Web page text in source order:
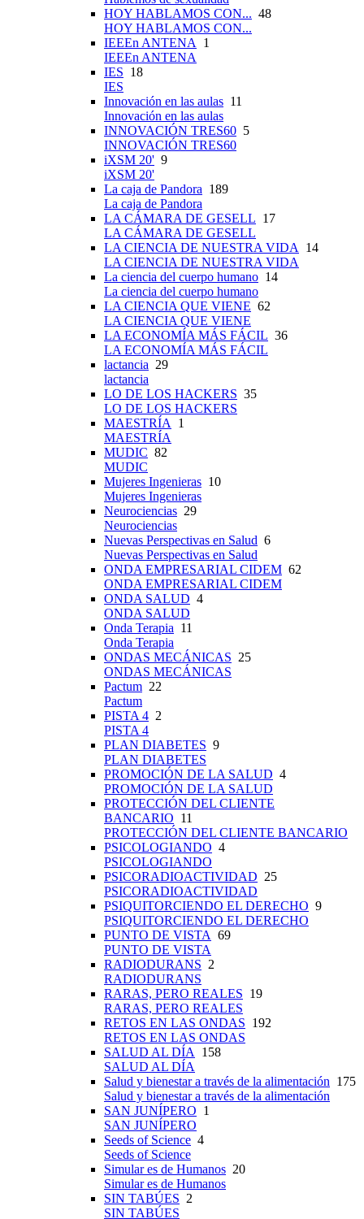
HOY HABLAMOS CON... 48
HOY HABLAMOS CON...
IEEEn ANTENA
1
IEEEn ANTENA
IES 18
IES
Innovación en las aulas 11
Innovación en las aulas
INNOVACIÓN TRES60 5
INNOVACIÓN TRES60
iXSM 20' 9
iXSM 20'
La caja de Pandora 189
La caja de Pandora
LA CÁMARA DE GESELL 17
LA CÁMARA DE GESELL
LA CIENCIA DE NUESTRA VIDA
14
LA CIENCIA DE NUESTRA VIDA
La ciencia del cuerpo humano 14
La ciencia del cuerpo humano
LA CIENCIA QUE VIENE 62
LA CIENCIA QUE VIENE
LA ECONOMÍA MÁS FÁCIL 36
LA ECONOMÍA MÁS FÁCIL
lactancia 29
lactancia
LO DE LOS HACKERS 35
LO DE LOS HACKERS
MAESTRÍA
1
MAESTRÍA
MUDIC 82
MUDIC
Mujeres Ingenieras 10
Mujeres Ingenieras
Neurociencias 29
Neurociencias
Nuevas Perspectivas en Salud 6
Nuevas Perspectivas en Salud
ONDA EMPRESARIAL CIDEM 62
ONDA EMPRESARIAL CIDEM
ONDA SALUD 4
ONDA SALUD
Onda Terapia 11
Onda Terapia
ONDAS MECÁNICAS 25
ONDAS MECÁNICAS
Pactum 22
Pactum
PISTA 4 2
PISTA 4
PLAN DIABETES 9
PLAN DIABETES
PROMOCIÓN DE LA SALUD 4
PROMOCIÓN DE LA SALUD
PROTECCIÓN DEL CLIENTE
BANCARIO 11
PROTECCIÓN DEL CLIENTE BANCARIO
PSICOLOGIANDO 4
PSICOLOGIANDO
PSICORADIOACTIVIDAD 25
PSICORADIOACTIVIDAD
PSIQUITORCIENDO EL DERECHO 9
PSIQUITORCIENDO EL DERECHO
PUNTO DE VISTA 69
PUNTO DE VISTA
RADIODURANS 2
RADIODURANS
RARAS, PERO REALES 19
RARAS, PERO REALES
RETOS EN LAS ONDAS 192
RETOS EN LAS ONDAS
SALUD AL DÍA
158
SALUD AL DÍA
Salud y bienestar a través de la alimentación 175
Salud y bienestar a través de la alimentación
SAN JUNÍPERO 1
SAN JUNÍPERO
Seeds of Science 4
Seeds of Science
Simular es de Humanos 20
Simular es de Humanos
SIN TABÚES 2
SIN TABÚES